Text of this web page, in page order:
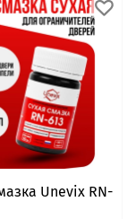
Unevix RN-